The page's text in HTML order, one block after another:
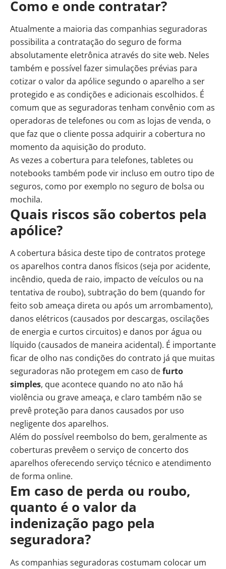
Como e onde contratar?
Atualmente a maioria das companhias seguradoras
possibilita a contratação do seguro de forma
absolutamente eletrônica através do site web. Neles
também e possível fazer simulações prévias para
cotizar o valor da apólice segundo o aparelho a ser
protegido e as condições e adicionais escolhidos. É
comum que as seguradoras tenham convênio com as
operadoras de telefones ou com as lojas de venda, o
que faz que o cliente possa adquirir a cobertura no
momento da aquisição do produto.
As vezes a cobertura para telefones, tabletes ou
notebooks também pode vir incluso em outro tipo de
seguros, como por exemplo no seguro de bolsa ou
mochila.
Quais riscos são cobertos pela
apólice?
A cobertura básica deste tipo de contratos protege
os aparelhos contra danos físicos (seja por acidente,
incêndio, queda de raio, impacto de veículos ou na
tentativa de roubo), subtração do bem (quando for
feito sob ameaça direta ou após um arrombamento),
danos elétricos (causados por descargas, oscilações
de energia e curtos circuitos) e danos por água ou
líquido (causados de maneira acidental). É importante
ficar de olho nas condições do contrato já que muitas
seguradoras não protegem em caso defurto
simples, que acontece quando no ato não há
violência ou grave ameaça, e claro também não se
prevê proteção para danos causados por uso
negligente dos aparelhos.
Além do possível reembolso do bem, geralmente as
coberturas prevêem o serviço de concerto dos
aparelhos oferecendo serviço técnico e atendimento
de forma online.
Em caso de perda ou roubo,
quanto é o valor da
indenização pago pela
seguradora?
As companhias seguradoras costumam colocar um